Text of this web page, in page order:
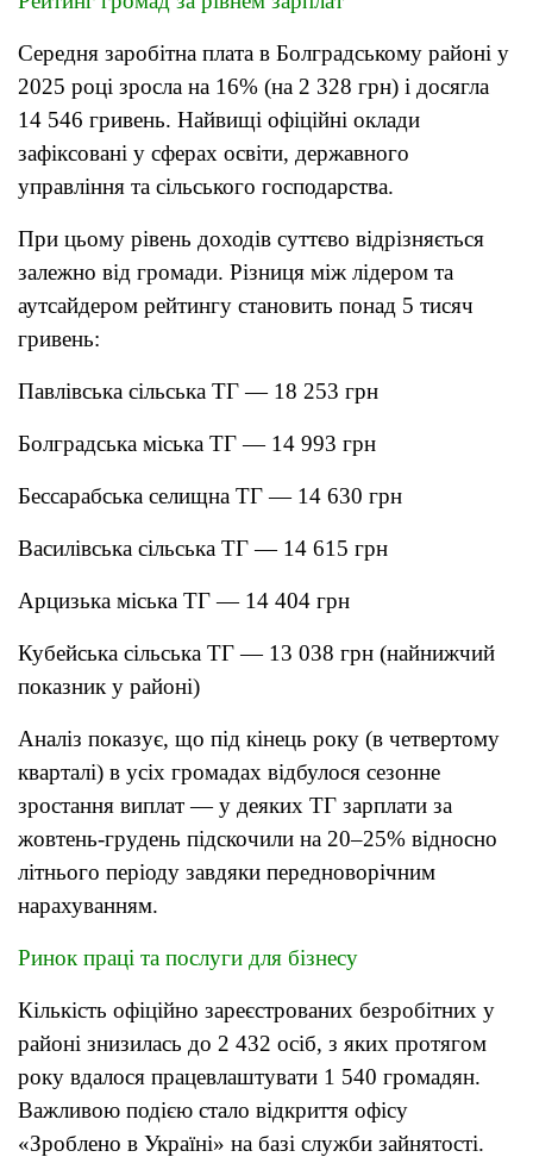
Середня заробітна плата в Болградському районі у
2025 році зросла на 16% (на 2 328 грн) і досягла
14 546 гривень. Найвищі офіційні оклади
зафіксовані у сферах освіти, державного
управління та сільського господарства.
При цьому рівень доходів суттєво відрізняється
залежно від громади. Різниця між лідером та
аутсайдером рейтингу становить понад 5 тисяч
гривень:
Павлівська сільська ТГ — 18 253 грн
Болградська міська ТГ — 14 993 грн
Бессарабська селищна ТГ — 14 630 грн
Василівська сільська ТГ — 14 615 грн
Арцизька міська ТГ — 14 404 грн
Кубейська сільська ТГ — 13 038 грн (найнижчий
показник у районі)
Аналіз показує, що під кінець року (в четвертому
кварталі) в усіх громадах відбулося сезонне
зростання виплат — у деяких ТГ зарплати за
жовтень-грудень підскочили на 20–25% відносно
літнього періоду завдяки передноворічним
нарахуванням.
Ринок праці та послуги для бізнесу
Кількість офіційно зареєстрованих безробітних у
районі знизилась до 2 432 осіб, з яких протягом
року вдалося працевлаштувати 1 540 громадян.
Важливою подією стало відкриття офісу
«Зроблено в Україні» на базі служби зайнятості.